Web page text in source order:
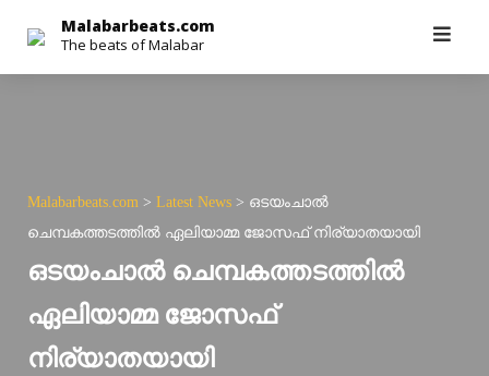
content
Malabarbeats.com
The beats of Malabar
Malabarbeats.com > Latest News > ഒടയംചാല്‍
ചെമ്പകത്തടത്തില്‍ ഏലിയാമ്മ ജോസഫ് നിര്യാതയായി
ഒടയംചാല്‍ ചെമ്പകത്തടത്തില്‍
ഏലിയാമ്മ ജോസഫ്
നിര്യാതയായി